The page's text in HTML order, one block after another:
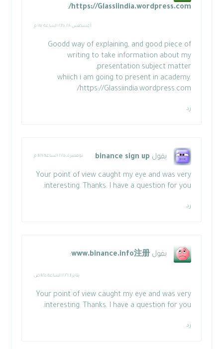
https://Glassiindia.wordpress.com/
:
أغسطس ٢٨, ٢٠٢٥ الساعة ١:١٧ م
Goodd way of explaining, and good piece of
writing to take informatiion about my
presentation subject matter,
whiich i am going to present in academy.
https://Glassiindia.wordpress.com/
رد
يقول binance sign up
: نوفمبر ٥, ٢٠٢٥ الساعة ١١:٢٩ م
Your point of view caught my eye and was very
interesting. Thanks. I have a question for you.
رد
يقول www.binance.info注册
:
يناير ١١, ٢٠٢٦ الساعة ١١:٢٥ ص
Your point of view caught my eye and was very
interesting. Thanks. I have a question for you.
رد